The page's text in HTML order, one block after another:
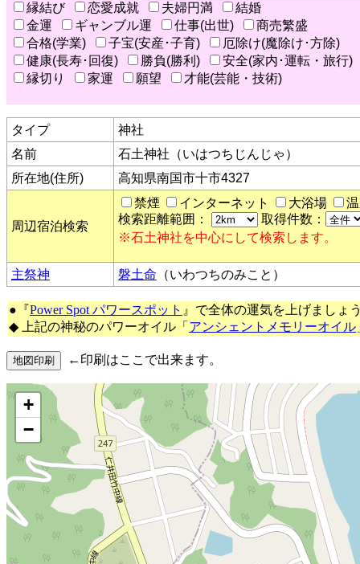
縁結び
恋愛成就 夫婦円満
結婚
金運
ギャンブル運 仕事(出世)
商売繁盛
合格(学業)
子宝(安産･子育)
厄除け(魔除け･方除)
健康(長寿･回復)
勝負(勝利)
安全(家内･運転・旅行)
縁切り
家運 願望 才能(芸能・技術)
タイプ
神社
名前
石土神社（いはつちじんじゃ）
所在地(住所)
高知県南国市十市4327
周辺宿泊検索
禁煙 インターネット 大浴場
検索距離範囲：
取得件数：
※石土神社を中心にして検索します。
主祭神 磐土命 （いわつちのみこと）
●『Power Spot パワースポット 』で全体の運気を上げましょ
◆ 上記の神秘のパワーオイル「 アンシェントメモリーオイル
←印刷はここで出来ます。
+
−